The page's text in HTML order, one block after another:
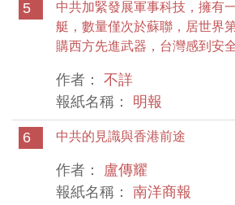
5
中共加緊發展軍事科技，擁有
艇，數量僅次於蘇聯，居世界
購西方先進武器，台灣感到安
作者： 不詳
報紙名稱： 明報
6 中共的見識與香港前途
作者： 盧傳耀
報紙名稱： 南洋商報